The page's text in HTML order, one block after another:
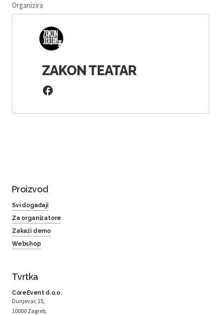
Organizira
ZAKON TEATAR
Proizvod
Svi događaji
Za organizatore
Zakaži demo
Webshop
Tvrtka
CoreEvent d.o.o.
Dunjevac 15,
10000 Zagreb,